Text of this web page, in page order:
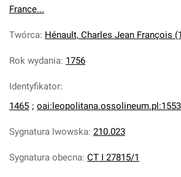
France...
Twórca: Hénault, Charles Jean François
Rok wydania: 1756
Identyfikator:
1465 ; oai:leopolitana.ossolineum.pl:1553
Sygnatura lwowska: 210.023
Sygnatura obecna: CT I 27815/1